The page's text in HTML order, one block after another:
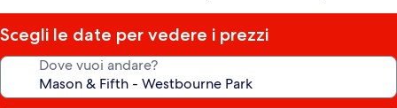
stelle
Scegli le date per vedere i prezzi
Dove vuoi andare?